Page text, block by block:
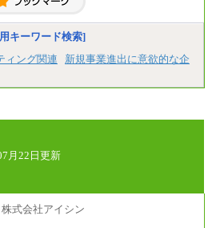
用の給与です。経験者採用の場合、下
してご経験に応じた金額となります。
】一般事務職種（CS職）：月給255,00
員】総合職：月給300,000円（大学卒）
キーワード検索]
ィング関連
新規事業進出に意欲的な企
月22日更新